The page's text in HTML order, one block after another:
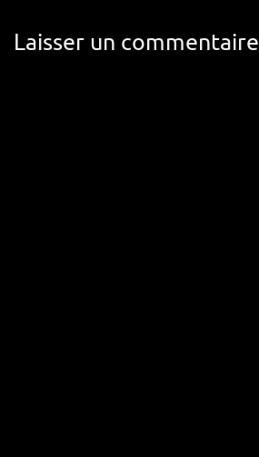
Laisser un commentaire